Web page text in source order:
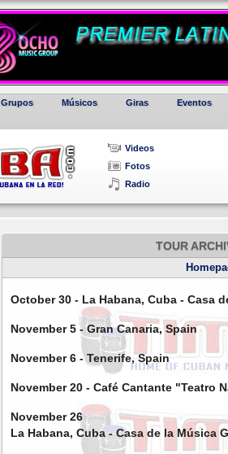
Grupos Músicos Giras Eventos
Videos
Fotos
Radio
TOUR
October 30 - La Habana, Cuba - Casa
November 5 - Gran Canaria, Spain
November 6 - Tenerife, Spain
November 20 - Café Cantante "Teatro
November 26
La Habana, Cuba - Casa de la Música